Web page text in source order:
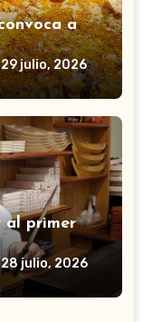
a
29 julio, 2026
al primer
28 julio, 2026